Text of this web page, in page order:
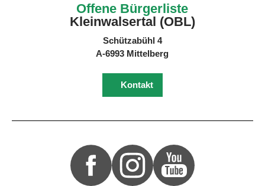
Offene Bürgerliste
Kleinwalsertal (OBL)
Schützabühl 4
A-6993 Mittelberg
Kontakt